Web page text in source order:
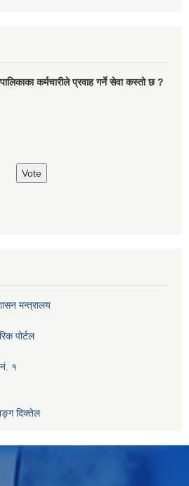
कर्मचारीले प्रवाह गर्ने सेवा कस्तो छ ?
मन्त्रालय
पोर्टल
१
दिक्तेल